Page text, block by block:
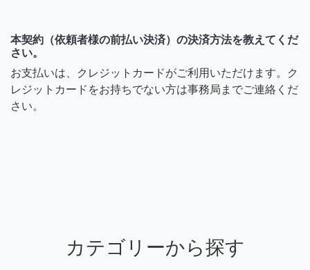
本契約（依頼者様の前払い決済）の決済方法を教えてくだ
さい。
お支払いは、クレジットカードがご利用いただけます。ク
レジットカードをお持ちでない方は事務局までご連絡くだ
さい。
カテゴリーから探す